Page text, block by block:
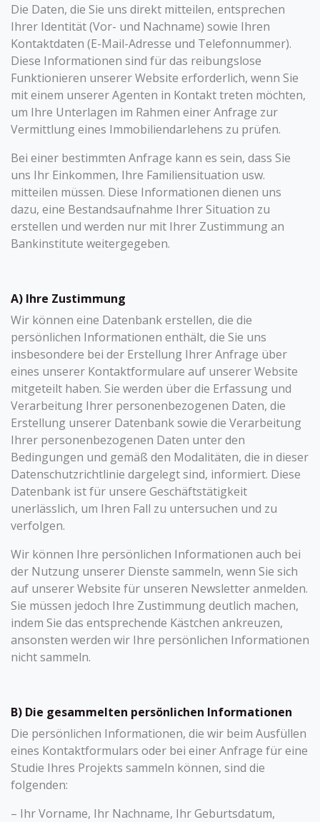
Die Daten, die Sie uns direkt mitteilen, entsprechen
Ihrer Identität (Vor- und Nachname) sowie Ihren
Kontaktdaten (E-Mail-Adresse und Telefonnummer).
Diese Informationen sind für das reibungslose
Funktionieren unserer Website erforderlich, wenn Sie
mit einem unserer Agenten in Kontakt treten möchten,
um Ihre Unterlagen im Rahmen einer Anfrage zur
Vermittlung eines Immobiliendarlehens zu prüfen.
Bei einer bestimmten Anfrage kann es sein, dass Sie
uns Ihr Einkommen, Ihre Familiensituation usw.
mitteilen müssen. Diese Informationen dienen uns
dazu, eine Bestandsaufnahme Ihrer Situation zu
erstellen und werden nur mit Ihrer Zustimmung an
Bankinstitute weitergegeben.
A) Ihre Zustimmung
Wir können eine Datenbank erstellen, die die
persönlichen Informationen enthält, die Sie uns
insbesondere bei der Erstellung Ihrer Anfrage über
eines unserer Kontaktformulare auf unserer Website
mitgeteilt haben. Sie werden über die Erfassung und
Verarbeitung Ihrer personenbezogenen Daten, die
Erstellung unserer Datenbank sowie die Verarbeitung
Ihrer personenbezogenen Daten unter den
Bedingungen und gemäß den Modalitäten, die in dieser
Datenschutzrichtlinie dargelegt sind, informiert. Diese
Datenbank ist für unsere Geschäftstätigkeit
unerlässlich, um Ihren Fall zu untersuchen und zu
verfolgen.
Wir können Ihre persönlichen Informationen auch bei
der Nutzung unserer Dienste sammeln, wenn Sie sich
auf unserer Website für unseren Newsletter anmelden.
Sie müssen jedoch Ihre Zustimmung deutlich machen,
indem Sie das entsprechende Kästchen ankreuzen,
ansonsten werden wir Ihre persönlichen Informationen
nicht sammeln.
B) Die gesammelten persönlichen Informationen
Die persönlichen Informationen, die wir beim Ausfüllen
eines Kontaktformulars oder bei einer Anfrage für eine
Studie Ihres Projekts sammeln können, sind die
folgenden:
– Ihr Vorname, Ihr Nachname, Ihr Geburtsdatum,